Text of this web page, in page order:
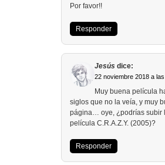
Por favor!!
Responder
Jesús dice:
22 noviembre 2018 a
Muy buena película
siglos que no la veía, y muy
página… oye, ¿podrías subir
película C.R.A.Z.Y. (2005)?
Responder